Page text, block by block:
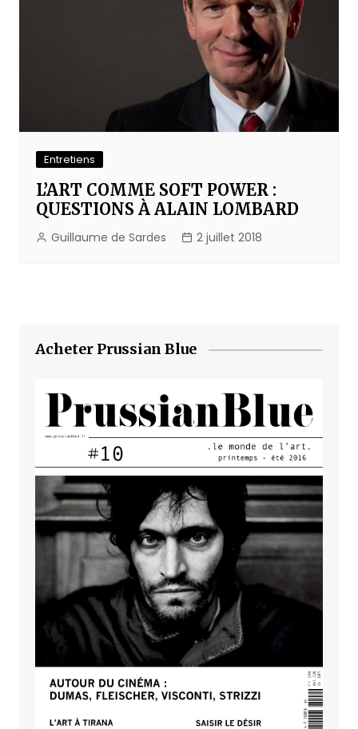
Entretiens
L’ART COMME SOFT POWER :
QUESTIONS À ALAIN LOMBARD
Guillaume de Sardes 2 juillet 2018
Acheter Prussian Blue